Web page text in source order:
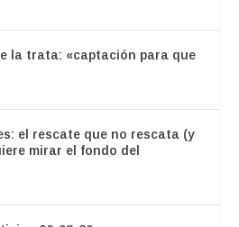
la trata: «captación para que
el rescate que no rescata (y
mirar el fondo del